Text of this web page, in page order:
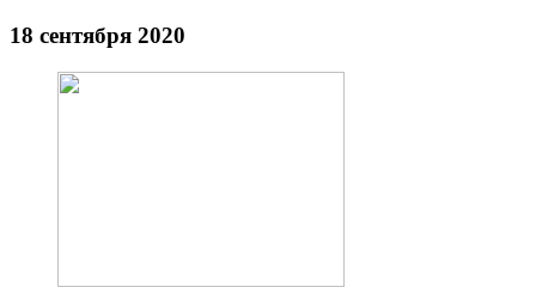
18 сентября 2020